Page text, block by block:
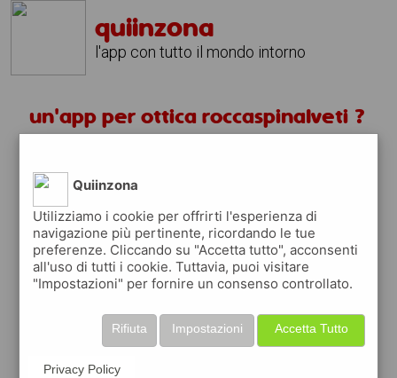
quiinzona
l'app con tutto il mondo intorno
un'app per ottica roccaspinalveti ?
quiinzona è una app
gratuita
che ti aiuta se cerchi 'un'app per ottica
roccaspinalveti ? ' e che ti premia ogni
volta che la usi
raccogli punti da convertire inbuoni sconto
o gift card
per fare la spesa, fare
Quiinzona
Utilizziamo i cookie per offrirti l'esperienza di
navigazione più pertinente, ricordando le tue
preferenze. Cliccando su "Accetta tutto", acconsenti
all'uso di tutti i cookie. Tuttavia, puoi visitare
"Impostazioni" per fornire un consenso controllato.
Accetta Tutto
Impostazioni
Rifiuta
Privacy Policy